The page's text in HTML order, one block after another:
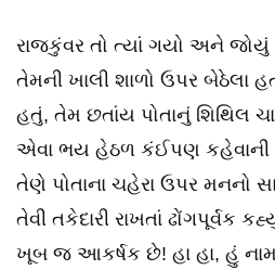
રાજકુંવર તો ત્યાં ગયો અને જોયું
તેમની ખાલી શાળો ઉપર બેઠેલા
હતું, તેમ છતાંય પોતાનું શિથિલ
એવા ભય હેઠળ કંઈપણ કહેવાની
તેણે પોતાના ચહેરા ઉપર મનનો
તેવી તકેદારી રાખતાં ઢોંગપૂર્વક
ખૂબ જ આકર્ષક છે! હા હા, હું